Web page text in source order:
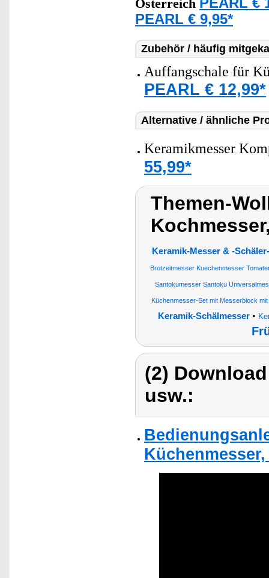
Österreich
PEARL € 9,95*
Zubehör / häufig
Auffangschale für
PEARL € 12,99*
Alternative / ähnliche
Keramikmesser
55,99*
Themen-
Keramik-Messer & -
Brotzeitmesser Kuechenmesser
Santokumesser Santoku
Küchenmesser-Set mit Messerblock
Keramik-Schälmesser •
(2)
usw.: